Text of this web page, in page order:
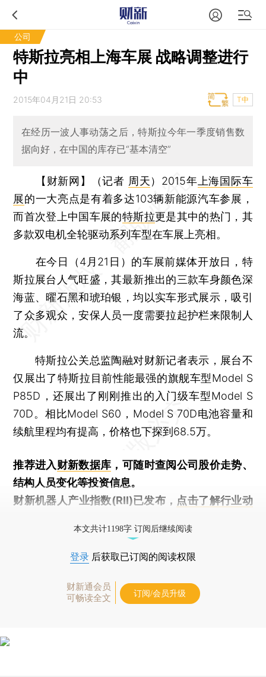
公司
特斯拉亮相上海车展 战略调整进行
中
2015年04月21日 20:53 T中
在经历一波人事动荡之后，特斯拉今年一季度销售数
据向好，在中国的库存已“基本清空”
【财新网】（记者 周天） 2015年 上海国际车
展的一大亮点是有着多达103辆新能源汽车参展，
而首次登上中国车展的特斯拉更是其中的热门，其
多款双电机全轮驱动系列车型在车展上亮相。
在今日（4月21日）的车展前媒体开放日，特
斯拉展台人气旺盛，其最新推出的三款车身颜色深
海蓝、曜石黑和琥珀银，均以实车形式展示，吸引
了众多观众，安保人员一度需要拉起护栏来限制人
流。
特斯拉公关总监陶融对财新记者表示，展台不
仅展出了特斯拉目前性能最强的旗舰车型Model S
P85D，还展出了刚刚推出的入门级车型Model S
70D。相比Model S60，Model S 70D电池容量和
续航里程均有提高，价格也下探到68.5万。
推荐进入财新数据库 ，可随时查阅公司股价走势、
结构人员变化等投资信息。
财新机器人产业指数(RII)已发布， 点击了解行业动
本文共计1198字 订阅后继续阅读
登录 后获取已订阅的阅读权限
财新通会员
可畅读全文
订阅/会员升级